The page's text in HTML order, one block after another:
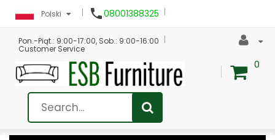
Polski 08001388325
Pon.-Piąt.: 9:00-17:00, Sob.: 9:00-16:00
Customer Service
0